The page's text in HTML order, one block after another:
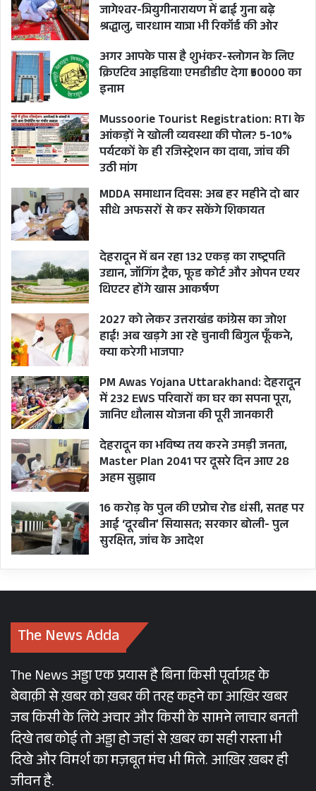
जागेश्वर-त्रियुगीनारायण में ढाई गुना बढ़े
श्रद्धालु, चारधाम यात्रा भी रिकॉर्ड की ओर
अगर आपके पास है शुभंकर-स्लोगन के लिए
क्रिएटिव आइडिया! एमडीडीए देगा ₹50000 का
इनाम
Mussoorie Tourist Registration: RTI के
आंकड़ों ने खोली व्यवस्था की पोल? 5-10%
पर्यटकों के ही रजिस्ट्रेशन का दावा, जांच की
उठी मांग
MDDA समाधान दिवस: अब हर महीने दो बार
सीधे अफसरों से कर सकेंगे शिकायत
देहरादून में बन रहा 132 एकड़ का राष्ट्रपति
उद्यान, जॉगिंग ट्रैक, फूड कोर्ट और ओपन एयर
थिएटर होंगे खास आकर्षण
2027 को लेकर उत्तराखंड कांग्रेस का जोश
हाई! अब खड़गे आ रहे चुनावी बिगुल फूँकने,
क्या करेगी भाजपा?
PM Awas Yojana Uttarakhand: देहरादून
में 232 EWS परिवारों का घर का सपना पूरा,
जानिए धौलास योजना की पूरी जानकारी
देहरादून का भविष्य तय करने उमड़ी जनता,
Master Plan 2041 पर दूसरे दिन आए 28
अहम सुझाव
16 करोड़ के पुल की एप्रोच रोड धंसी, सतह पर
आई ‘दूरबीन’ सियासत; सरकार बोली- पुल
सुरक्षित, जांच के आदेश
The News Adda
The News अड्डा एक प्रयास है बिना किसी पूर्वाग्रह के
बेबाक़ी से ख़बर को ख़बर की तरह कहने का आख़िर खबर
जब किसी के लिये अचार और किसी के सामने लाचार बनती
दिखे तब कोई तो अड्डा हो जहां से ख़बर का सही रास्ता भी
दिखे और विमर्श का मज़बूत मंच भी मिले. आख़िर ख़बर ही
जीवन है.